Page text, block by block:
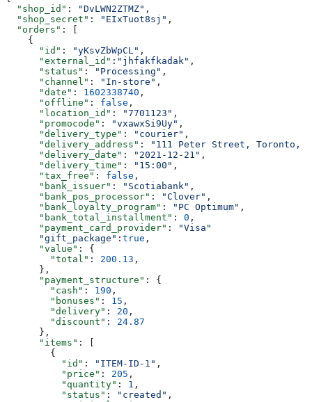
  "shop_id"
: "DvLWN2ZTMZ" ,
  "shop_secret"
: "EIxTuot8sj" ,
  "orders"
: [
    {
      "id"
: "yKsvZbWpCL" ,
      "external_id"
: "jhfakfkadak" ,
      "status"
: "Processing" ,
      "channel"
: "In-store" ,
      "date"
: 1602338740 ,
      "offline"
: false ,
      "location_id"
: "7701123" ,
      "promocode"
: "vxawxSi9Uy" ,
      "delivery_type"
: "courier" ,
      "delivery_address"
:
"111 Peter Street, Toronto,
      "delivery_date"
: "2021-12-21" ,
      "delivery_time"
: "15:00" ,
      "tax_free"
: false ,
      "bank_issuer"
: "Scotiabank" ,
      "bank_pos_processor"
: "Clover" ,
      "bank_loyalty_program"
: "PC Optimum" ,
      "bank_total_installment"
: 0 ,
      "payment_card_provider"
:
"Visa"
      "gift_package"
: true ,
      "value"
: {
        "total"
: 200.13 ,
      },
      "payment_structure"
: {
        "cash"
: 190 ,
        "bonuses"
: 15 ,
        "delivery"
: 20 ,
        "discount"
: 24.87
      },
      "items"
: [
        {
          "id"
: "ITEM-ID-1" ,
          "price"
: 205 ,
          "quantity"
: 1 ,
          "status"
: "created" ,